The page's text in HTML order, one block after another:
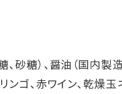
砂糖）、醤油（国内製
ンゴ、赤ワイン、乾燥玉